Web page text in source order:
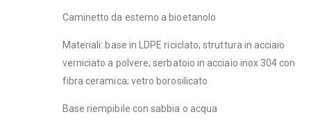
Caminetto da esterno a bioetanolo
Materiali: base in LDPE riciclato; struttura in acciaio
verniciato a polvere; serbatoio in acciaio inox 304 con
fibra ceramica; vetro borosilicato
Base riempibile con sabbia o acqua